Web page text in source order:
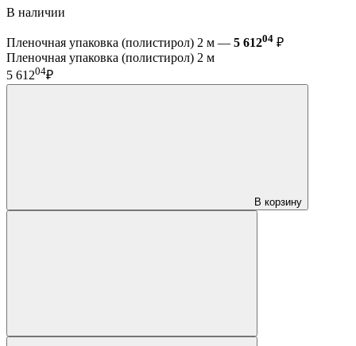
В наличии
Пленочная упаковка (полистирол) 2 м — 5 61204 ₽
Пленочная упаковка (полистирол) 2 м
5 61204₽
В корзину